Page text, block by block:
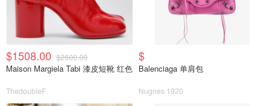
$1508.00 $2600.00
Maison Margiela Tabi 漆皮短靴 红色
ThedoubleF
$
Balenciaga 单肩包
Nugnes 1920